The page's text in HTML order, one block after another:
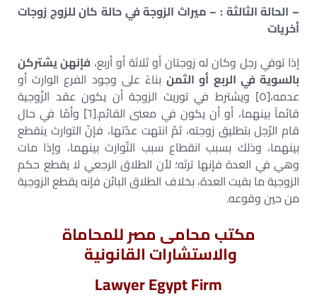
– الحالة الثالثة : – ميراث الزوجة في حالة كان للزوج زوجات
أخريات
إذا توفي رجل وكان له زوجتان أو ثلاثة أو أربع، فإنهن يشتركن
بالسوية في الربع أو الثمنبناءً على وجود الفرع الوارث أو
عدمه،[٥] ويشترط في توريث الزوجة أن يكون عقد الزّوجية
قائماً بينهما، أو أن يكون في معنى القائم.[٦] وأمّا في حال
قام الرّجل بتطليق زوجته، ثمّ انتهت عدّتها، فإنّ التوارث ينقطع
بينهما، وذلك بسبب انقطاع سبب التّوارث بينهما، وإذا مات
وهي في العدة فإنها ترثه؛ لأن الطلاق الرجعي لا يقطع حكم
الزوجية ما بقيت العدة، بخلاف الطلاق البائن فإنه يقطع الزوجية
من حين وقوعه.
مكتب محامى مصر للمحاماة
والاستشارات القانونية
Lawyer Egypt Firm